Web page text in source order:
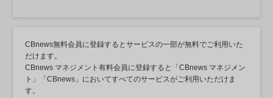
CBnews無料会員に登録するとサービスの一部が無料でご利用いた
だけます。
CBnews マネジメント有料会員に登録すると「CBnews マネジメン
ト」「CBnews」においてすべてのサービスがご利用いただけま
す。